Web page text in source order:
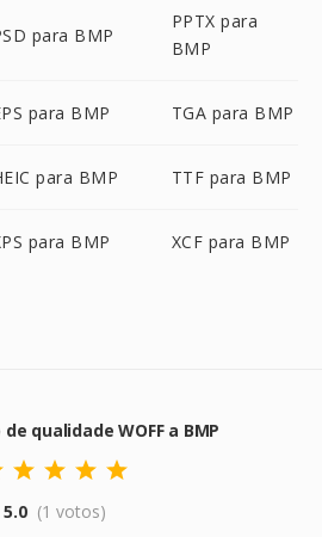
para BMP
PPTX para
BMP
para BMP TGA para BMP
para BMP TTF para BMP
para BMP XCF para BMP
qualidade WOFF a BMP
5.0 (1 votos)